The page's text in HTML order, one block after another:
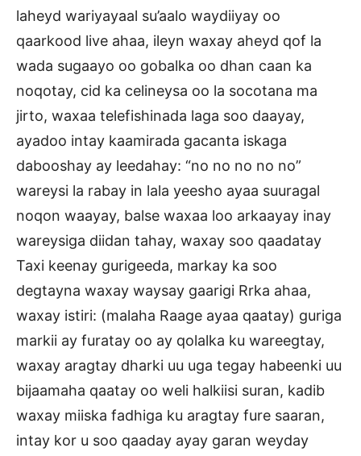
laheyd wariyayaal su’aalo waydiiyay oo
qaarkood live ahaa, ileyn waxay aheyd qof la
wada sugaayo oo gobalka oo dhan caan ka
noqotay, cid ka celineysa oo la socotana ma
jirto, waxaa telefishinada laga soo daayay,
ayadoo intay kaamirada gacanta iskaga
dabooshay ay leedahay: “no no no no no”
wareysi la rabay in lala yeesho ayaa suuragal
noqon waayay, balse waxaa loo arkaayay inay
wareysiga diidan tahay, waxay soo qaadatay
Taxi keenay gurigeeda, markay ka soo
degtayna waxay waysay gaarigi Rrka ahaa,
waxay istiri: (malaha Raage ayaa qaatay) guriga
markii ay furatay oo ay qolalka ku wareegtay,
waxay aragtay dharki uu uga tegay habeenki uu
bijaamaha qaatay oo weli halkiisi suran, kadib
waxay miiska fadhiga ku aragtay fure saaran,
intay kor u soo qaaday ayay garan weyday